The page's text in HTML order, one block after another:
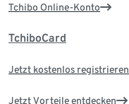
Tchibo Online-Konto
TchiboCard
Jetzt kostenlos registrieren
Jetzt Vorteile entdecken